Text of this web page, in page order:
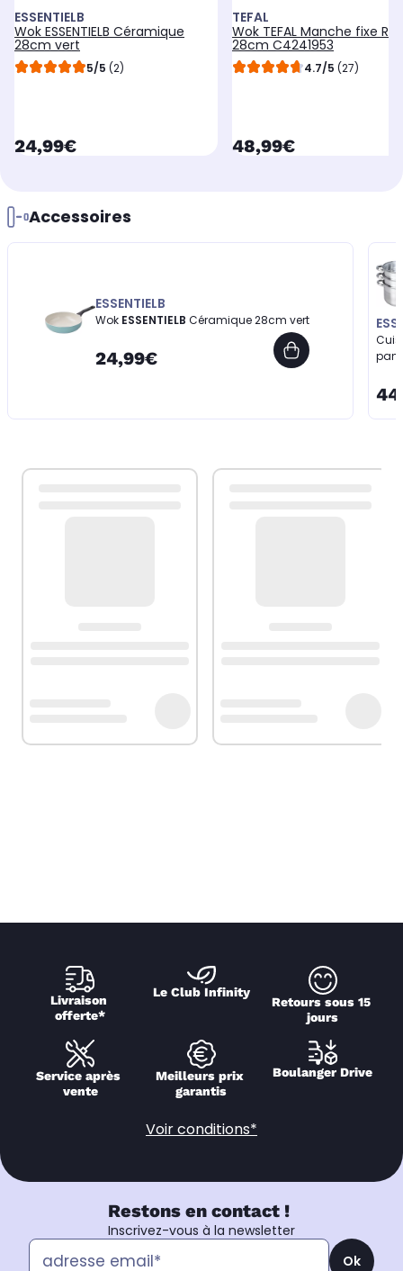
ESSENTIELB
Wok ESSENTIELB Céramique
28cm vert
5/5 (2)
currentPrice
24,99€
TEFAL
Wok TEFAL Manche fixe
28cm C4241953
4.7/5 (27)
currentPrice
48,99€
Accessoires
ESSENTIELB
Wok ESSENTIELB Céramique 28cm vert
24,99€
Livraison
offerte*
Le Club Infinity
Retours sous 15
jours
Service après
vente
Meilleurs prix
garantis
Boulanger Drive
Voir conditions*
Restons en contact !
Inscrivez-vous à la newsletter
Ok